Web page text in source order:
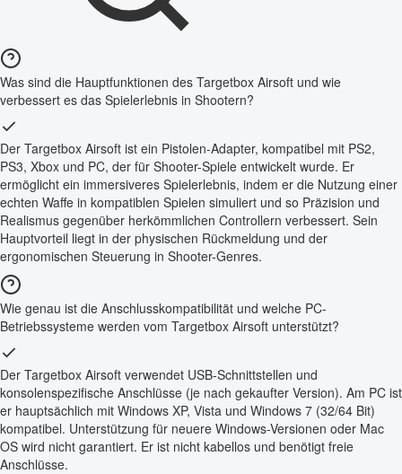
Was sind die Hauptfunktionen des Targetbox Airsoft und wie
verbessert es das Spielerlebnis in Shootern?
Der Targetbox Airsoft ist ein Pistolen-Adapter, kompatibel mit PS2,
PS3, Xbox und PC, der für Shooter-Spiele entwickelt wurde. Er
ermöglicht ein immersiveres Spielerlebnis, indem er die Nutzung einer
echten Waffe in kompatiblen Spielen simuliert und so Präzision und
Realismus gegenüber herkömmlichen Controllern verbessert. Sein
Hauptvorteil liegt in der physischen Rückmeldung und der
ergonomischen Steuerung in Shooter-Genres.
Wie genau ist die Anschlusskompatibilität und welche PC-
Betriebssysteme werden vom Targetbox Airsoft unterstützt?
Der Targetbox Airsoft verwendet USB-Schnittstellen und
konsolenspezifische Anschlüsse (je nach gekaufter Version). Am PC ist
er hauptsächlich mit Windows XP, Vista und Windows 7 (32/64 Bit)
kompatibel. Unterstützung für neuere Windows-Versionen oder Mac
OS wird nicht garantiert. Er ist nicht kabellos und benötigt freie
Anschlüsse.